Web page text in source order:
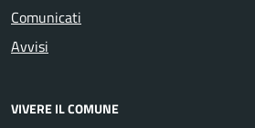
Comunicati
Avvisi
VIVERE IL COMUNE